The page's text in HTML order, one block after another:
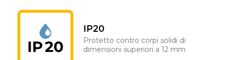
IP20
Protetto contro corpi solidi di
dimensioni superiori a 12 mm